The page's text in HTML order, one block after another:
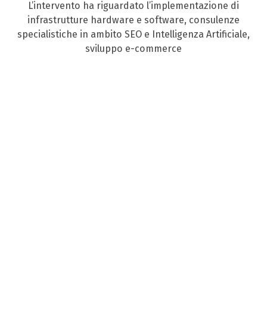
L’intervento ha riguardato l’implementazione di
infrastrutture hardware e software, consulenze
specialistiche in ambito SEO e Intelligenza Artificiale,
sviluppo e-commerce